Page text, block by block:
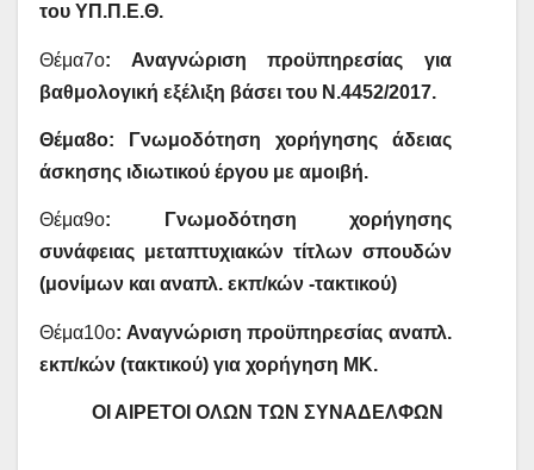
του ΥΠ.Π.Ε.Θ.
Θέμα7ο: Αναγνώριση προϋπηρεσίας για
βαθμολογική εξέλιξη βάσει του Ν.4452/2017.
Θέμα8ο: Γνωμοδότηση χορήγησης άδειας
άσκησης ιδιωτικού έργου με αμοιβή.
Θέμα9ο: Γνωμοδότηση χορήγησης
συνάφειας μεταπτυχιακών τίτλων σπουδών
(μονίμων και αναπλ. εκπ/κών -τακτικού)
Θέμα10ο: Αναγνώριση προϋπηρεσίας αναπλ.
εκπ/κών (τακτικού) για χορήγηση ΜΚ.
ΟΙ ΑΙΡΕΤΟΙ ΟΛΩΝ ΤΩΝ ΣΥΝΑΔΕΛΦΩΝ